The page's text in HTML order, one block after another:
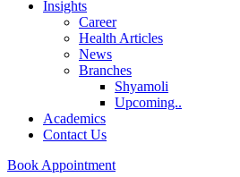
Insights
Career
Health Articles
News
Branches
Shyamoli
Upcoming..
Academics
Contact Us
Book Appointment